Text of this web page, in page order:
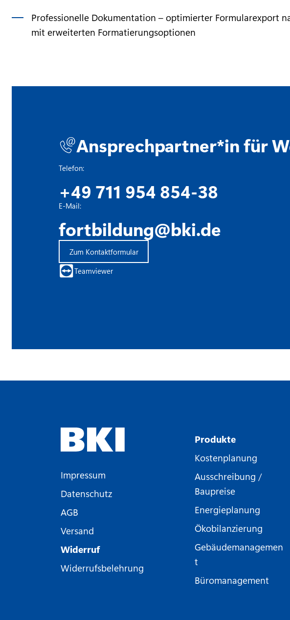
Professionelle Dokumentation – optimierter Formularexport
mit erweiterten Formatierungsoptionen
Ansprechpartner*in für
Telefon:
+49 711 954 854-38
E-Mail:
fortbildung@bki.de
Zum Kontaktformular
Teamviewer
Impressum
Datenschutz
AGB
Versand
Widerruf
Widerrufsbelehrung
Produkte
Kostenplanung
Ausschreibung /
Baupreise
Energieplanung
Ökobilanzierung
Gebäudemanagemen
t
Büromanagement